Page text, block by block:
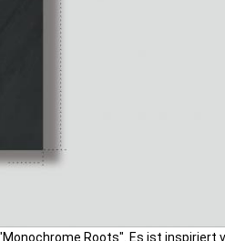
Roots". Es ist